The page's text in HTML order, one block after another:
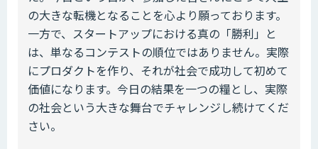
の大きな転機となることを心より願っております。
一方で、スタートアップにおける真の「勝利」と
は、単なるコンテストの順位ではありません。実際
にプロダクトを作り、それが社会で成功して初めて
価値になります。今日の結果を一つの糧とし、実際
の社会という大きな舞台でチャレンジし続けてくだ
さい。